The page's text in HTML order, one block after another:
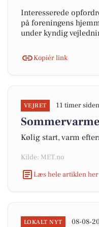
Interesserede
på foreningens
under kyndig
Kopiér link
VEJRET 11 timer siden
Kølig start, varm
Kilde: MET.no
Læs hele artiklen her
LOKALT NYT 08-08-